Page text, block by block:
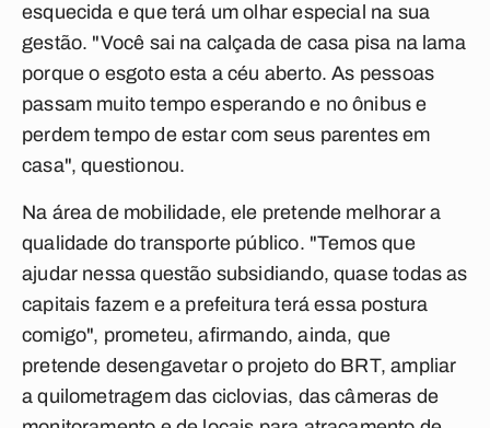
esquecida e que terá um olhar especial na sua
gestão. "Você sai na calçada de casa pisa na lama
porque o esgoto esta a céu aberto. As pessoas
passam muito tempo esperando e no ônibus e
perdem tempo de estar com seus parentes em
casa", questionou.
Na área de mobilidade, ele pretende melhorar a
qualidade do transporte público. "Temos que
ajudar nessa questão subsidiando, quase todas as
capitais fazem e a prefeitura terá essa postura
comigo", prometeu, afirmando, ainda, que
pretende desengavetar o projeto do BRT, ampliar
a quilometragem das ciclovias, das câmeras de